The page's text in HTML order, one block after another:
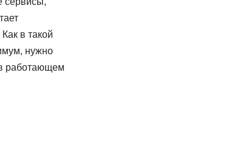
в такой
нужно
работающем